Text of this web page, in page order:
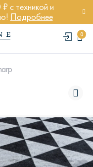
с техникой и
Подробнее
0